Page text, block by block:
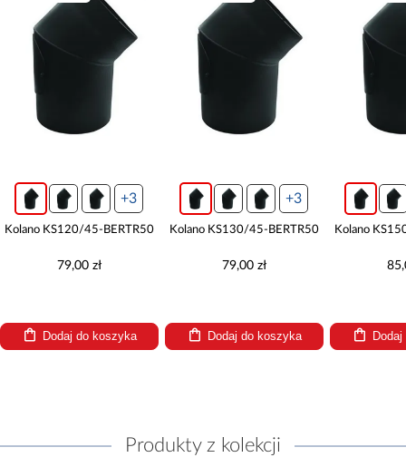
+3
Kolano KS120/45-BERTR50
79,00 zł
Dodaj do koszyka
+3
Kolano KS130/45-BERTR50
79,00 zł
Dodaj do koszyka
Kolano
Produkty z kolekcji